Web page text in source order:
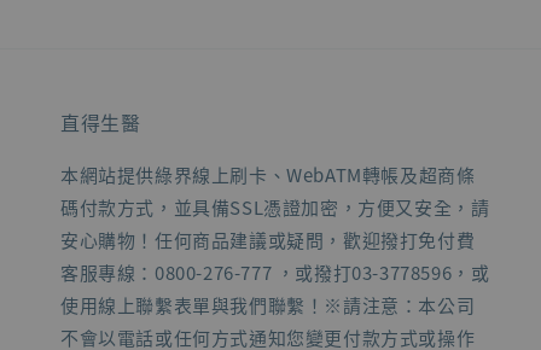
直得生醫
本網站提供綠界線上刷卡、WebATM轉帳及超商條
碼付款方式，並具備SSL憑證加密，方便又安全，請
安心購物！任何商品建議或疑問，歡迎撥打免付費
客服專線：0800-276-777 ，或撥打03-3778596，或
使用線上聯繫表單與我們聯繫！※請注意：本公司
不會以電話或任何方式通知您變更付款方式或操作